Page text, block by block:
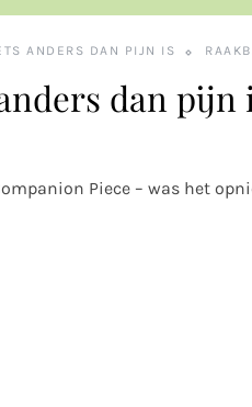
ANDERS DAN PIJN IS
dan pijn
Piece – was het